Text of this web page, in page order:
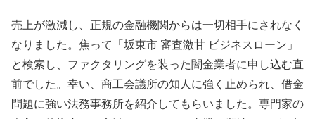
売上が激減し、正規の金融機関からは一切相手にされなく
なりました。焦って「坂東市 審査激甘 ビジネスローン」
と検索し、ファクタリングを装った闇金業者に申し込む直
前でした。幸い、商工会議所の知人に強く止められ、借金
問題に強い法務事務所を紹介してもらいました。専門家の